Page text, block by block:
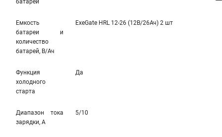
батареи
Емкость
батареи и
количество
батарей, В/Ач
ExeGate HRL 12-26 (12В/26Ач) 2 шт
Функция
холодного
старта
Да
Диапазон тока
зарядки, А
5/10